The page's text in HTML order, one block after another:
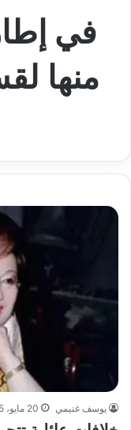
في
منها
يوسف غنيمي 20 مايو، 2025